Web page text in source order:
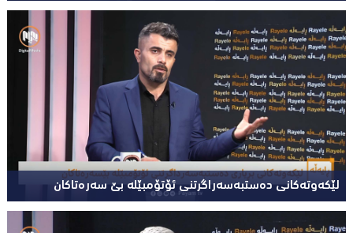
لێکەوتەکانی دەستبەسەراگرتنی ئۆتۆمبێلە بێ سەرەتاکان